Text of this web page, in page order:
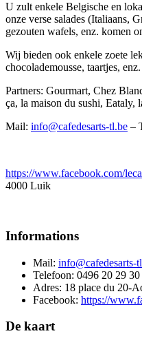
U zult enkele Belgische en
onze verse salades (Italiaans,
gezouten wafels, enz. komen
Wij bieden ook enkele zoete
chocolademousse, taartjes, enz.
Partners: Gourmart, Chez
ça, la maison du sushi, Eataly,
Mail: info@cafedesarts-tl.be –
https://www.facebook.com/
4000 Luik
Informations
Mail: info@cafedesarts-
Telefoon: 0496 20 29
Adres: 18 place du 20-
Facebook: https://
De kaart